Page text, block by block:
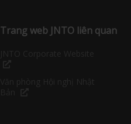
Trang web JNTO liên quan